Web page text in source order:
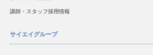
講師・スタッフ採用情報
サイエイグループ